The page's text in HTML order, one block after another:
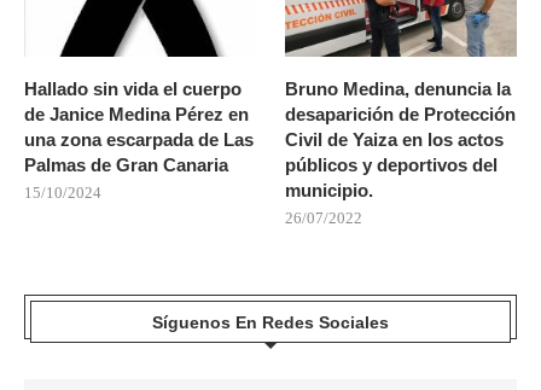
Hallado sin vida el cuerpo
de Janice Medina Pérez en
una zona escarpada de Las
Palmas de Gran Canaria
15/10/2024
Bruno Medina, denuncia la
desaparición de Protección
Civil de Yaiza en los actos
públicos y deportivos del
municipio.
26/07/2022
Síguenos En Redes Sociales